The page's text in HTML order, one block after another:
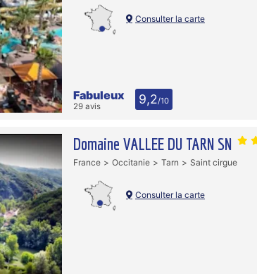
Consulter la carte
Fabuleux
29 avis 9,2/10
Domaine VALLEE DU TARN SN
France Occitanie Tarn Saint cirgue
Consulter la carte